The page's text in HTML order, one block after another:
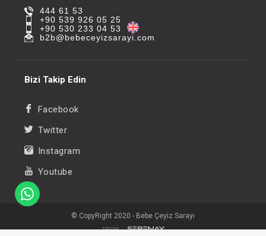
444 61 53
+90 539 926 05 25
+90 530 233 04 53
b2b@bebeceyizsarayi.com
Bizi Takip Edin
Facebook
Twitter
Instagram
Youtube
© CopyRight 2020 - Bebe Çeyiz Sarayı
FROM